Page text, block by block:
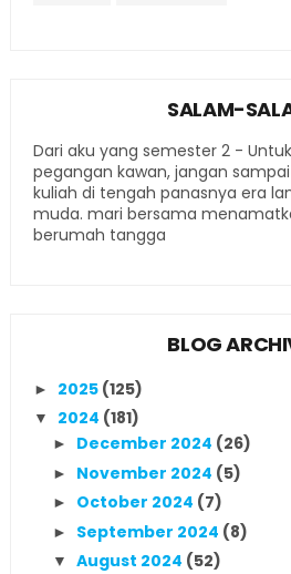
SALAM-
Dari aku yang semester 2 -
pegangan kawan, jangan
kuliah di tengah panasnya era
muda. mari bersama
berumah tangga
BLOG
► 2025 (125)
▼ 2024 (181)
► December 2024 (26)
► November 2024 (5)
► October 2024 (7)
► September 2024 (8)
▼ August 2024 (52)